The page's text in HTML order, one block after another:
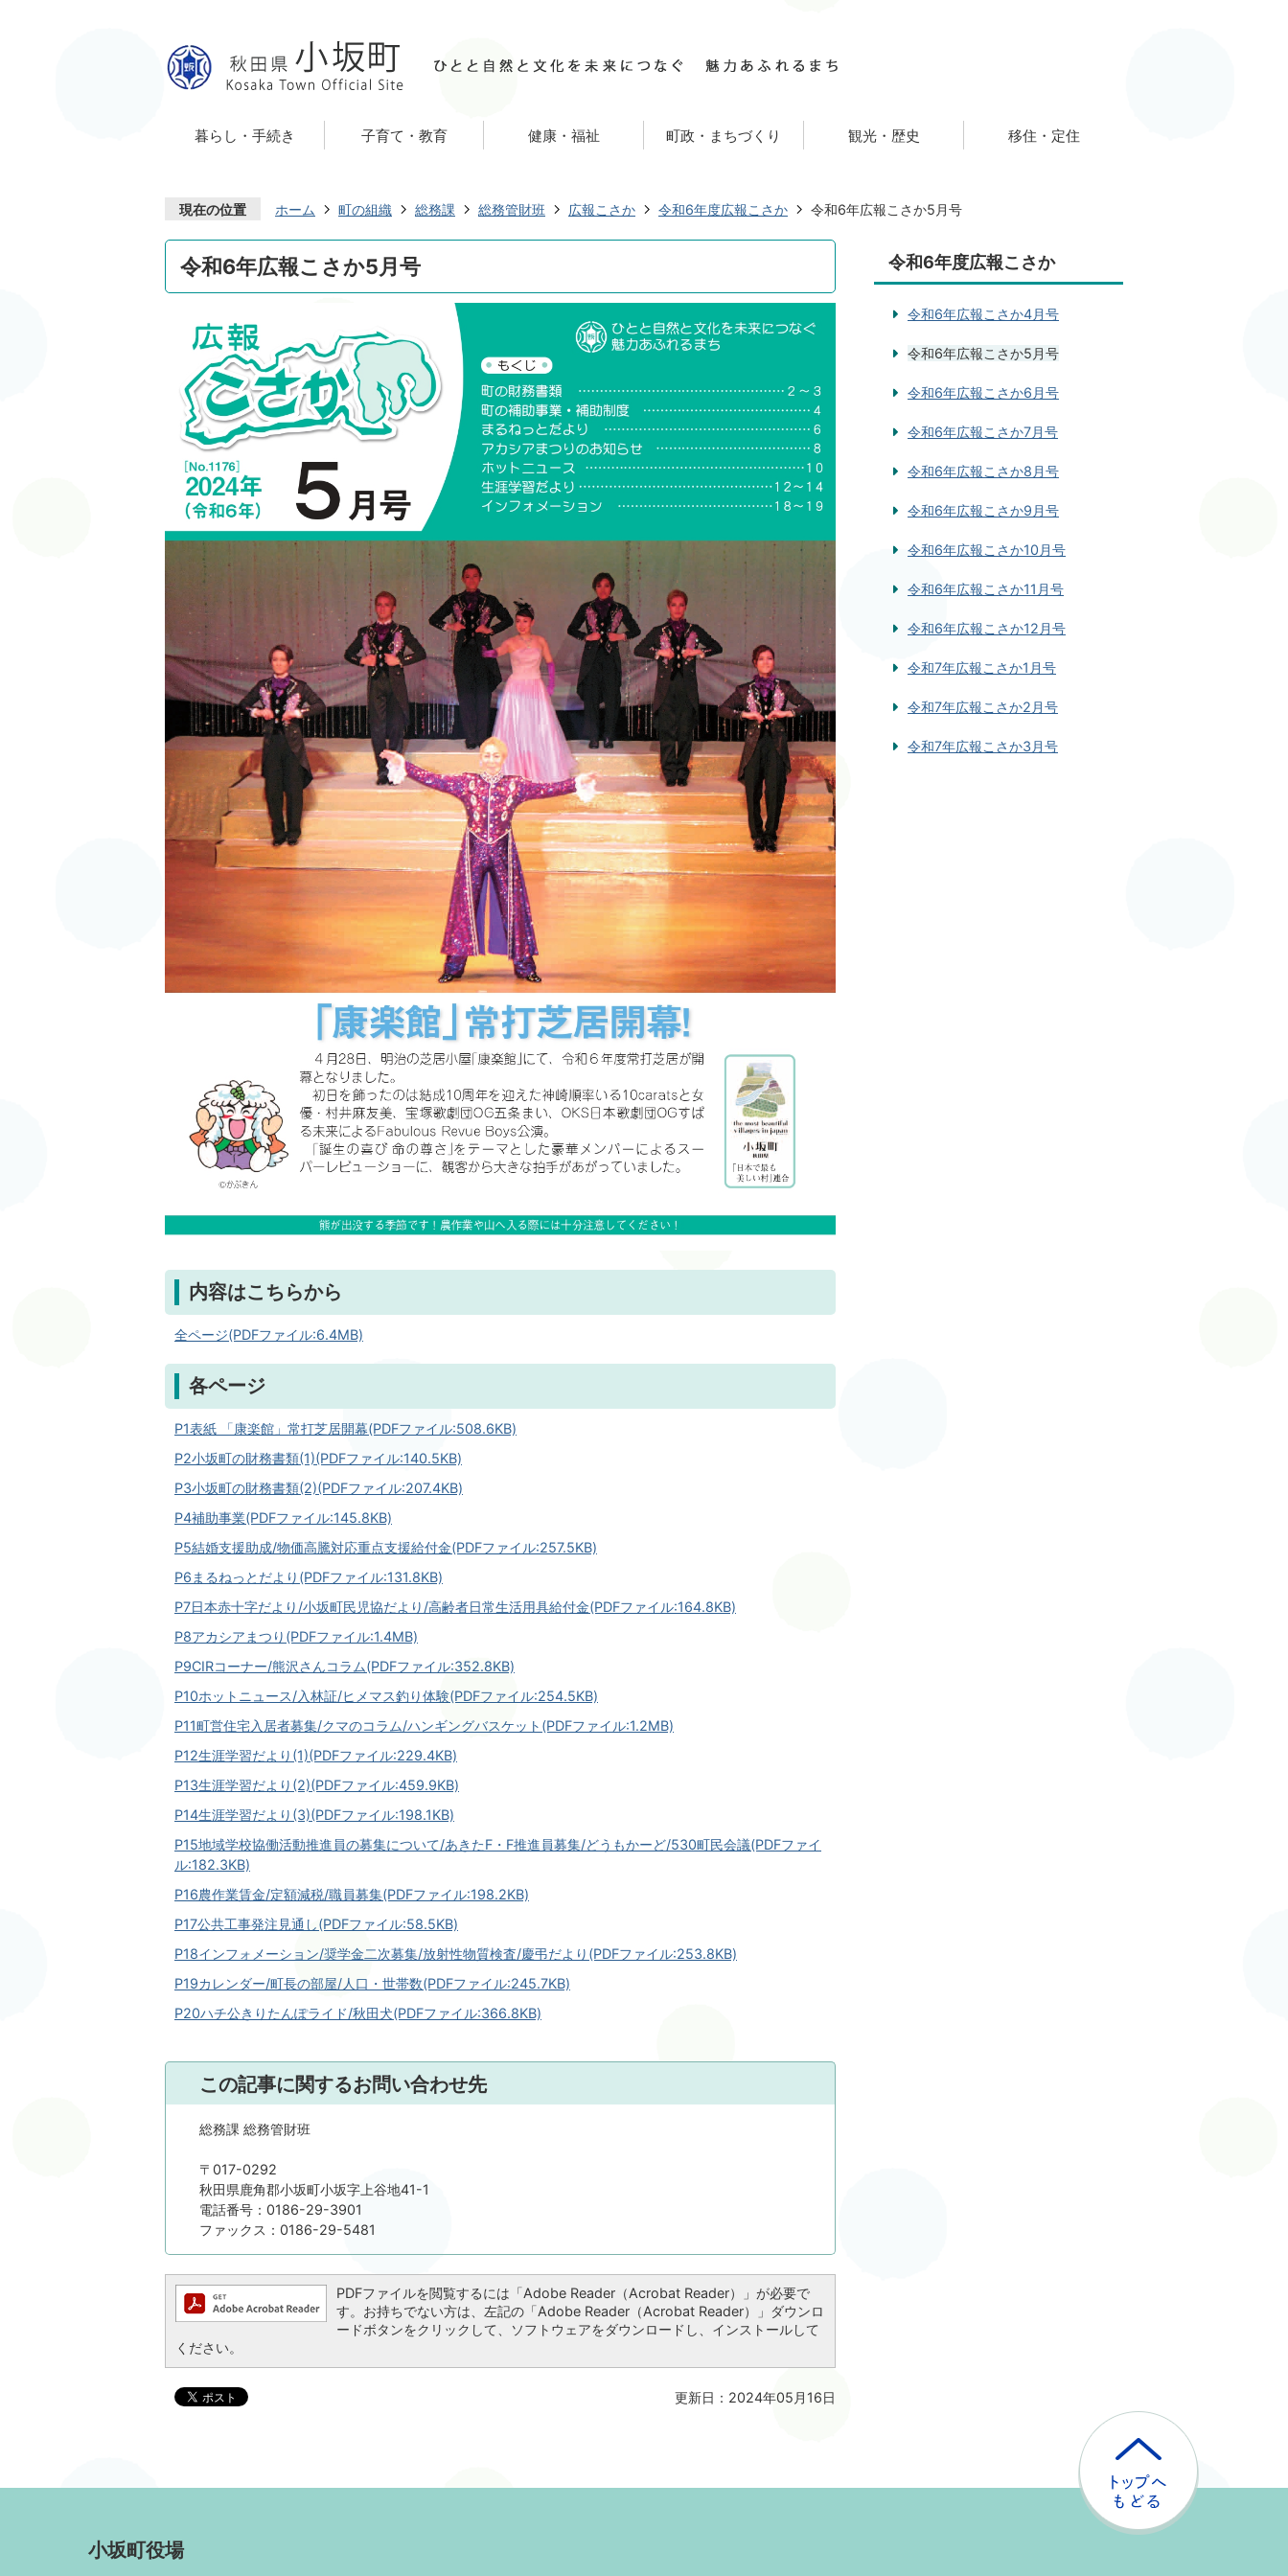
暮らし・手続き 子育て・教育 健康・福祉 町政・まちづくり 観光・歴史 移住・定住
現在の位置 ホーム 町の組織 総務課 総務管財班 広報こさか 令和6年度広報こさか 令和6年広報こさか5月号
令和6年広報こさか5月号
内容はこちらから
全ページ(PDFファイル:6.4MB)
各ページ
P1表紙 「康楽館」常打芝居開幕(PDFファイル:508.6KB)
P2小坂町の財務書類(1)(PDFファイル:140.5KB)
P3小坂町の財務書類(2)(PDFファイル:207.4KB)
P4補助事業(PDFファイル:145.8KB)
P5結婚支援助成/物価高騰対応重点支援給付金(PDFファイル:257.5KB)
P6まるねっとだより(PDFファイル:131.8KB)
P7日本赤十字だより/小坂町民児協だより/高齢者日常生活用具給付金(PDFファイル:164.8KB)
P8アカシアまつり(PDFファイル:1.4MB)
P9CIRコーナー/熊沢さんコラム(PDFファイル:352.8KB)
P10ホットニュース/入林証/ヒメマス釣り体験(PDFファイル:254.5KB)
P11町営住宅入居者募集/クマのコラム/ハンギングバスケット(PDFファイル:1.2MB)
P12生涯学習だより(1)(PDFファイル:229.4KB)
P13生涯学習だより(2)(PDFファイル:459.9KB)
P14生涯学習だより(3)(PDFファイル:198.1KB)
P15地域学校協働活動推進員の募集について/あきたF・F推進員募集/どうもかーど/530町民会議(PDFファイ
ル:182.3KB)
P16農作業賃金/定額減税/職員募集(PDFファイル:198.2KB)
P17公共工事発注見通し(PDFファイル:58.5KB)
P18インフォメーション/奨学金二次募集/放射性物質検査/慶弔だより(PDFファイル:253.8KB)
P19カレンダー/町長の部屋/人口・世帯数(PDFファイル:245.7KB)
P20ハチ公きりたんぽライド/秋田犬(PDFファイル:366.8KB)
この記事に関するお問い合わせ先
総務課 総務管財班
〒017-0292
秋田県鹿角郡小坂町小坂字上谷地41-1
電話番号：0186-29-3901
ファックス：0186-29-5481
PDFファイルを閲覧するには「Adobe Reader（Acrobat Reader）」が必要で
す。お持ちでない方は、左記の「Adobe Reader（Acrobat Reader）」ダウンロ
ードボタンをクリックして、ソフトウェアをダウンロードし、インストールして
ください。
更新日：2024年05月16日
令和6年度広報こさか
令和6年広報こさか4月号
令和6年広報こさか5月号
令和6年広報こさか6月号
令和6年広報こさか7月号
令和6年広報こさか8月号
令和6年広報こさか9月号
令和6年広報こさか10月号
令和6年広報こさか11月号
令和6年広報こさか12月号
令和7年広報こさか1月号
令和7年広報こさか2月号
令和7年広報こさか3月号
戻
小坂町役場